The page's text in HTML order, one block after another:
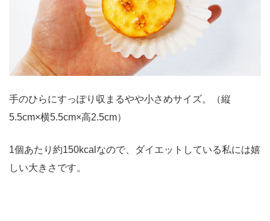
手のひらにすっぽり収まるやや小さめサイズ。（縦
5.5cm×横5.5cm×高2.5cm）
1個あたり約150kcalなので、ダイエットしている私には嬉
しい大きさです。